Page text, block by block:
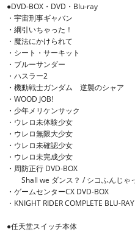
●DVD-BOX・DVD・Blu-ray
・宇宙刑事ギャバン
・綱引いちゃった！
・魔法にかけられて
・シート・サーキット
・ブルーサンダー
・ハスラー2
・機動戦士ガンダム 逆襲のシャア
・WOOD JOB!
・少年メリケンサック
・ウレロ未体験少女
・ウレロ無限大少女
・ウレロ未確認少女
・ウレロ未完成少女
・周防正行 DVD-BOX
Shall we ダンス？ / シコふんじゃ
・ゲームセンターCX DVD-BOX
・KNIGHT RIDER COMPLETE BLU-
●任天堂スイッチ本体